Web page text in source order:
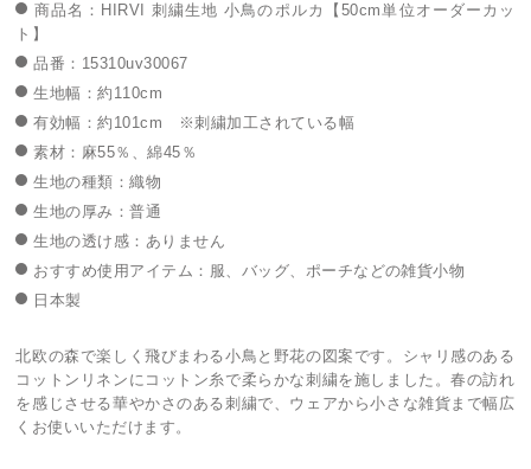
商品名：HIRVI 刺繍生地 小鳥のポルカ【50cm単位オーダーカッ
ト】
品番：15310uv30067
生地幅：約110cm
有効幅：約101cm ※刺繍加工されている幅
素材：麻55％、綿45％
生地の種類：織物
生地の厚み：普通
生地の透け感：ありません
おすすめ使用アイテム：服、バッグ、ポーチなどの雑貨小物
日本製
北欧の森で楽しく飛びまわる小鳥と野花の図案です。シャリ感のある
コットンリネンにコットン糸で柔らかな刺繍を施しました。春の訪れ
を感じさせる華やかさのある刺繍で、ウェアから小さな雑貨まで幅広
くお使いいただけます。